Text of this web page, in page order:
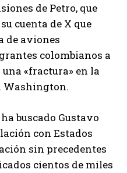
de Petro, que
cuenta de X que
de aviones
colombianos a
«fractura» en la
Washington.
buscado Gustavo
con Estados
sin precedentes
cientos de miles